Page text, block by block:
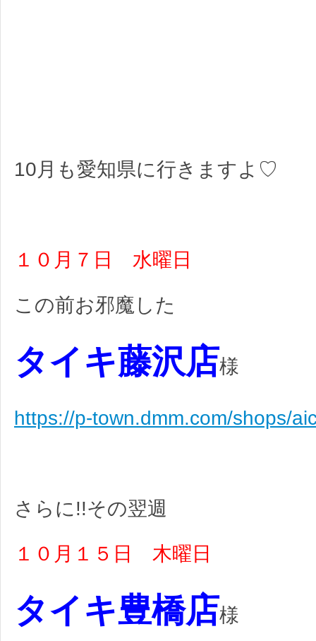
10月も愛知県に行きますよ♡
１０月７日 水曜日
この前お邪魔した
タイキ藤沢店様
https://p-town.dmm.com/shops/
さらに!!その翌週
１０月１５日 木曜日
タイキ豊橋店様